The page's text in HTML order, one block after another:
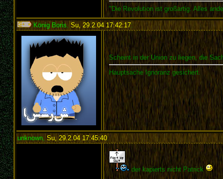
"Die Revolution ist großartig. Alles
König Boris , Su, 29.2.04 17:42:17:
Scheint in der Union zu liegen, die
Hauptsache Ignoranz gesichert.
unknown,Su, 29.2.04 17:45:40:
der kapierts nicht Patrick